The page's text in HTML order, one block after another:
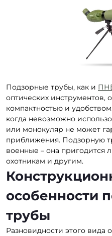
Подзорные трубы, как и
оптических инструментов,
компактностью и
когда невозможно
или монокуляр не может
приближения. Подзорную
военные – она пригодится
охотникам и другим.
особенности
трубы
Разновидности этого вида